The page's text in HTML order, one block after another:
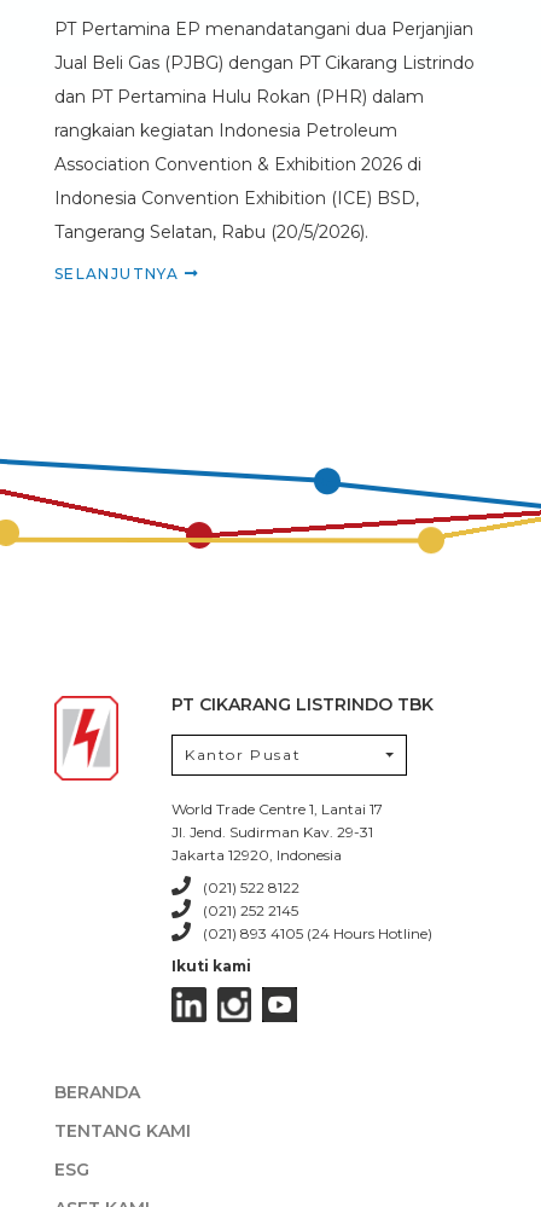
PT Pertamina EP menandatangani dua Perjanjian
Jual Beli Gas (PJBG) dengan PT Cikarang Listrindo
dan PT Pertamina Hulu Rokan (PHR) dalam
rangkaian kegiatan Indonesia Petroleum
Association Convention & Exhibition 2026 di
Indonesia Convention Exhibition (ICE) BSD,
Tangerang Selatan, Rabu (20/5/2026).
SELANJUTNYA
PT CIKARANG LISTRINDO TBK
Kantor Pusat
World Trade Centre 1, Lantai 17
Jl. Jend. Sudirman Kav. 29-31
Jakarta 12920, Indonesia
(021) 522 8122
(021) 252 2145
(021) 893 4105 (24 Hours Hotline)
Ikuti kami
BERANDA
TENTANG KAMI
ESG